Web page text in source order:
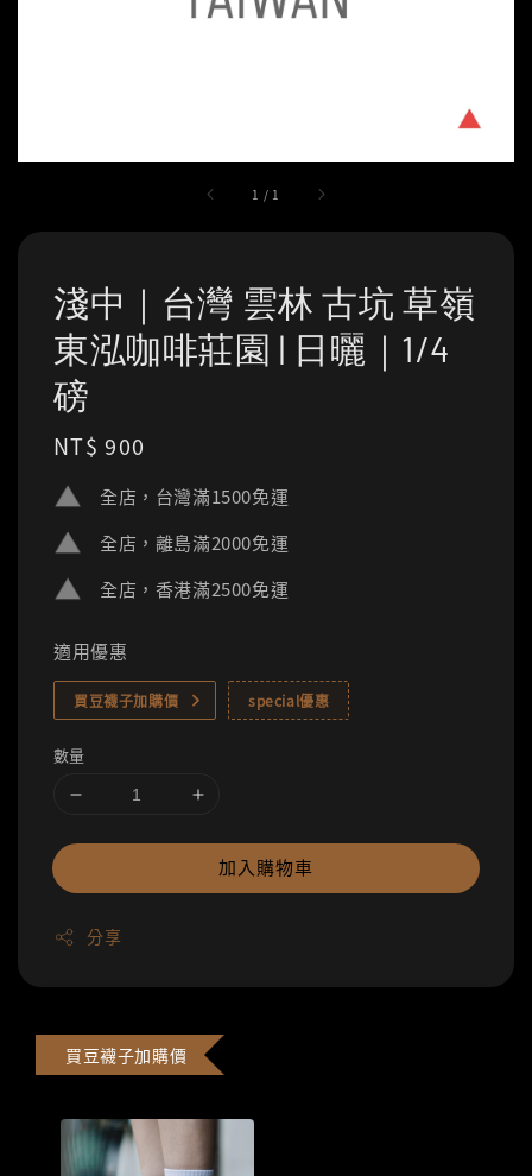
1 / 1
淺中｜台灣 雲林 古坑 草嶺
東泓咖啡莊園 | 日曬｜1/4
磅
Regular
NT$ 900
全店，台灣滿1500免運
全店，離島滿2000免運
全店，香港滿2500免運
適用優惠
買豆襪子加購價 special優惠
數量
加入購物車
分享
買豆襪子加購價